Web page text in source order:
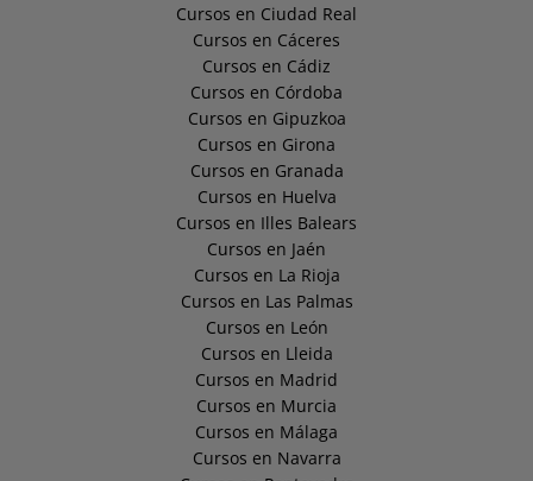
Cursos en Ciudad Real
Cursos en Cáceres
Cursos en Cádiz
Cursos en Córdoba
Cursos en Gipuzkoa
Cursos en Girona
Cursos en Granada
Cursos en Huelva
Cursos en Illes Balears
Cursos en Jaén
Cursos en La Rioja
Cursos en Las Palmas
Cursos en León
Cursos en Lleida
Cursos en Madrid
Cursos en Murcia
Cursos en Málaga
Cursos en Navarra